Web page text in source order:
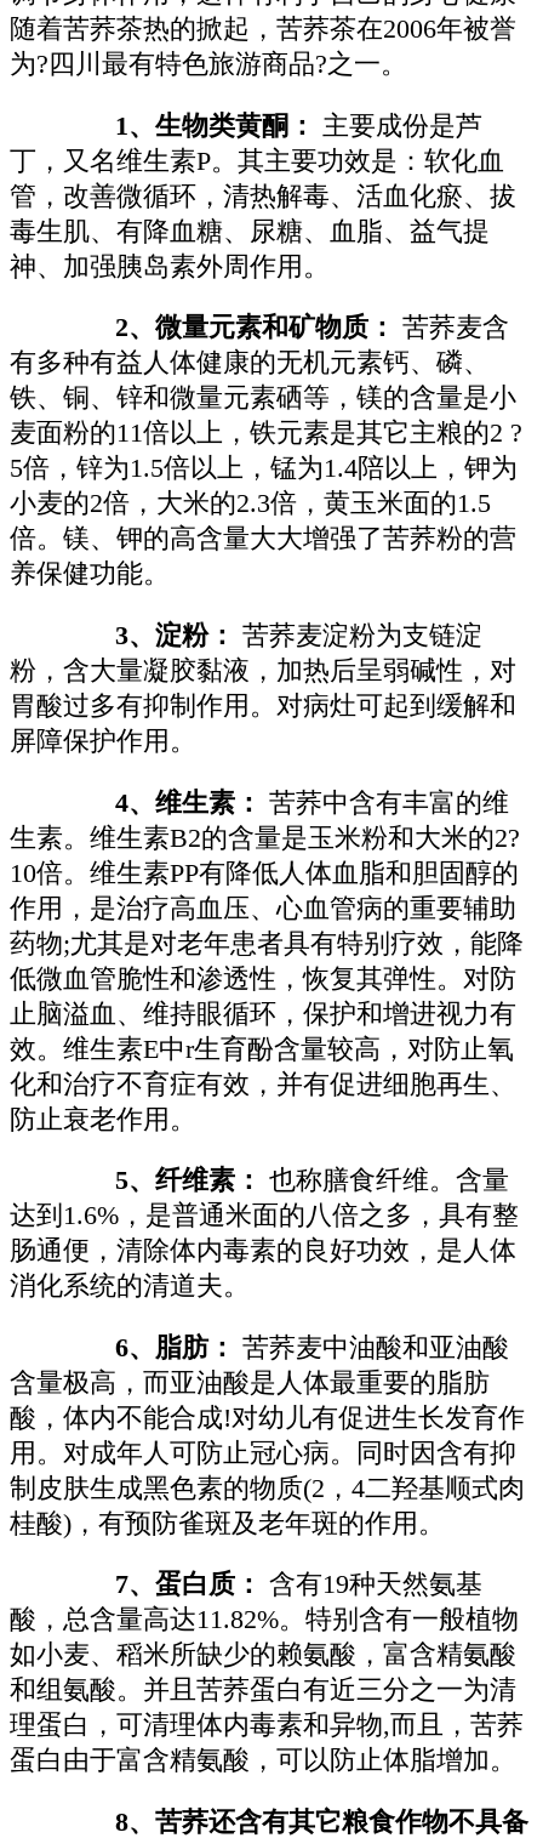
随着苦荞茶热的掀起，苦荞茶在2006年被誉
为?四川最有特色旅游商品?之一。
1、生物类黄酮：
主要成份是芦
丁，又名维生素P。其主要功效是：软化血
管，改善微循环，清热解毒、活血化瘀、拔
毒生肌、有降血糖、尿糖、血脂、益气提
神、加强胰岛素外周作用。
2、微量元素和矿物质： 苦荞麦含
有多种有益人体健康的无机元素钙、磷、
铁、铜、锌和微量元素硒等，镁的含量是小
麦面粉的11倍以上，铁元素是其它主粮的2 ?
5倍，锌为1.5倍以上，锰为1.4陪以上，钾为
小麦的2倍，大米的2.3倍，黄玉米面的1.5
倍。镁、钾的高含量大大增强了苦荞粉的营
养保健功能。
3、淀粉： 苦荞麦淀粉为支链淀
粉，含大量凝胶黏液，加热后呈弱碱性，对
胃酸过多有抑制作用。对病灶可起到缓解和
屏障保护作用。
4、维生素： 苦荞中含有丰富的维
生素。维生素B2的含量是玉米粉和大米的2?
10倍。维生素PP有降低人体血脂和胆固醇的
作用，是治疗高血压、心血管病的重要辅助
药物;尤其是对老年患者具有特别疗效，能降
低微血管脆性和渗透性，恢复其弹性。对防
止脑溢血、维持眼循环，保护和增进视力有
效。维生素E中r生育酚含量较高，对防止氧
化和治疗不育症有效，并有促进细胞再生、
防止衰老作用。
5、纤维素： 也称膳食纤维。含量
达到1.6%，是普通米面的八倍之多，具有整
肠通便，清除体内毒素的良好功效，是人体
消化系统的清道夫。
6、脂肪： 苦荞麦中油酸和亚油酸
含量极高，而亚油酸是人体最重要的脂肪
酸，体内不能合成!对幼儿有促进生长发育作
用。对成年人可防止冠心病。同时因含有抑
制皮肤生成黑色素的物质(2，4二羟基顺式肉
桂酸)，有预防雀斑及老年斑的作用。
7、蛋白质： 含有19种天然氨基
酸，总含量高达11.82%。特别含有一般植物
如小麦、稻米所缺少的赖氨酸，富含精氨酸
和组氨酸。并且苦荞蛋白有近三分之一为清
理蛋白，可清理体内毒素和异物,而且，苦荞
蛋白由于富含精氨酸，可以防止体脂增加。
8、苦荞还含有其它粮食作物不具备